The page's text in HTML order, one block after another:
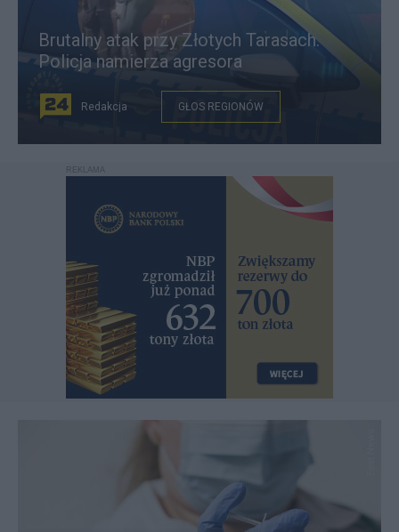
Brutalny atak przy Złotych Tarasach.
Policja namierza agresora
Redakcja GŁOS REGIONÓW